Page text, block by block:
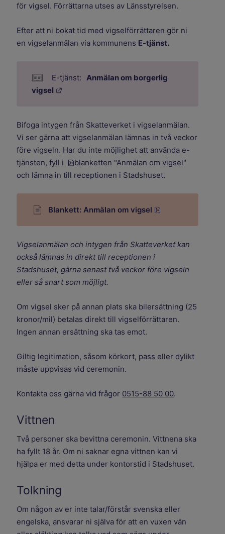
för vigsel. Förrättarna utses av Länsstyrelsen.
Efter att ni bokat tid med vigselförrättaren gör ni
en vigselanmälan via kommunens E-tjänst.
Anmälan om borgerlig
vigsel
Bifoga intygen från Skatteverket i vigselanmälan.
Vi ser gärna att vigselanmälan lämnas in två veckor
före vigseln. Har du inte möjlighet att använda e-
tjänsten,fyll i pdf, 24.3 kB.
blanketten "Anmälan om vigsel"
och lämna in till receptionen i Stadshuset.
Blankett: Anmälan om vigsel
Vigselanmälan och intygen från Skatteverket kan
också lämnas in direkt till receptionen i
Stadshuset, gärna senast två veckor före vigseln
eller så snart som möjligt.
Om vigsel sker på annan plats ska bilersättning (25
kronor/mil) betalas direkt till vigselförrättaren.
Ingen annan ersättning ska tas emot.
Giltig legitimation, såsom körkort, pass eller dylikt
måste uppvisas vid ceremonin.
Kontakta oss gärna vid frågor 0515-88 50 00.
Vittnen
Två personer ska bevittna ceremonin. Vittnena ska
ha fyllt 18 år. Om ni saknar egna vittnen kan vi
hjälpa er med detta under kontorstid i Stadshuset.
Tolkning
Om någon av er inte talar/förstår svenska eller
engelska, ansvarar ni själva för att en vuxen vän